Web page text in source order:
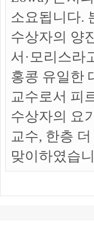
소요됩니다.
수상자의 양
서·모리스라
홍콩 유일한
교수로서 피
수상자의 요
교수, 한층
맞이하였습